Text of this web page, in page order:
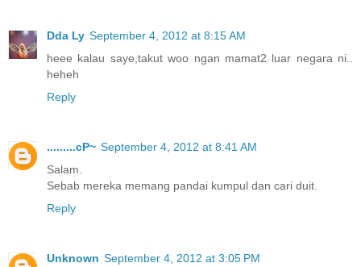
Dda Ly September 4, 2012 at 8:15 AM
heee kalau saye,takut woo ngan mamat2 luar negara ni..
heheh
Reply
.........cP~ September 4, 2012 at 8:41 AM
Salam.
Sebab mereka memang pandai kumpul dan cari duit.
Reply
Unknown September 4, 2012 at 3:05 PM